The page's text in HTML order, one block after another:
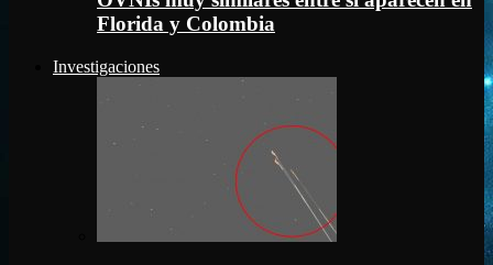
Florida y Colombia
Investigaciones